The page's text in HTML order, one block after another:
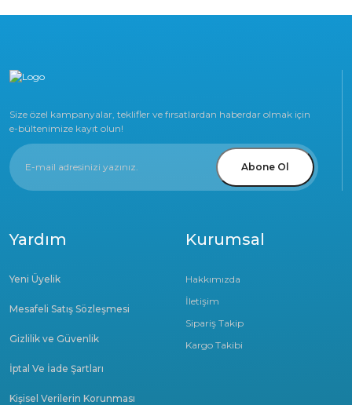
Size özel kampanyalar, teklifler ve fırsatlardan haberdar olmak için
e-bültenimize kayıt olun!
Abone Ol
Kurumsal
Hakkımızda
İletişim
Sipariş Takip
Kargo Takibi
Yardım
Yeni Üyelik
Mesafeli Satış Sözleşmesi
Gizlilik ve Güvenlik
İptal Ve İade Şartları
Kişisel Verilerin Korunması